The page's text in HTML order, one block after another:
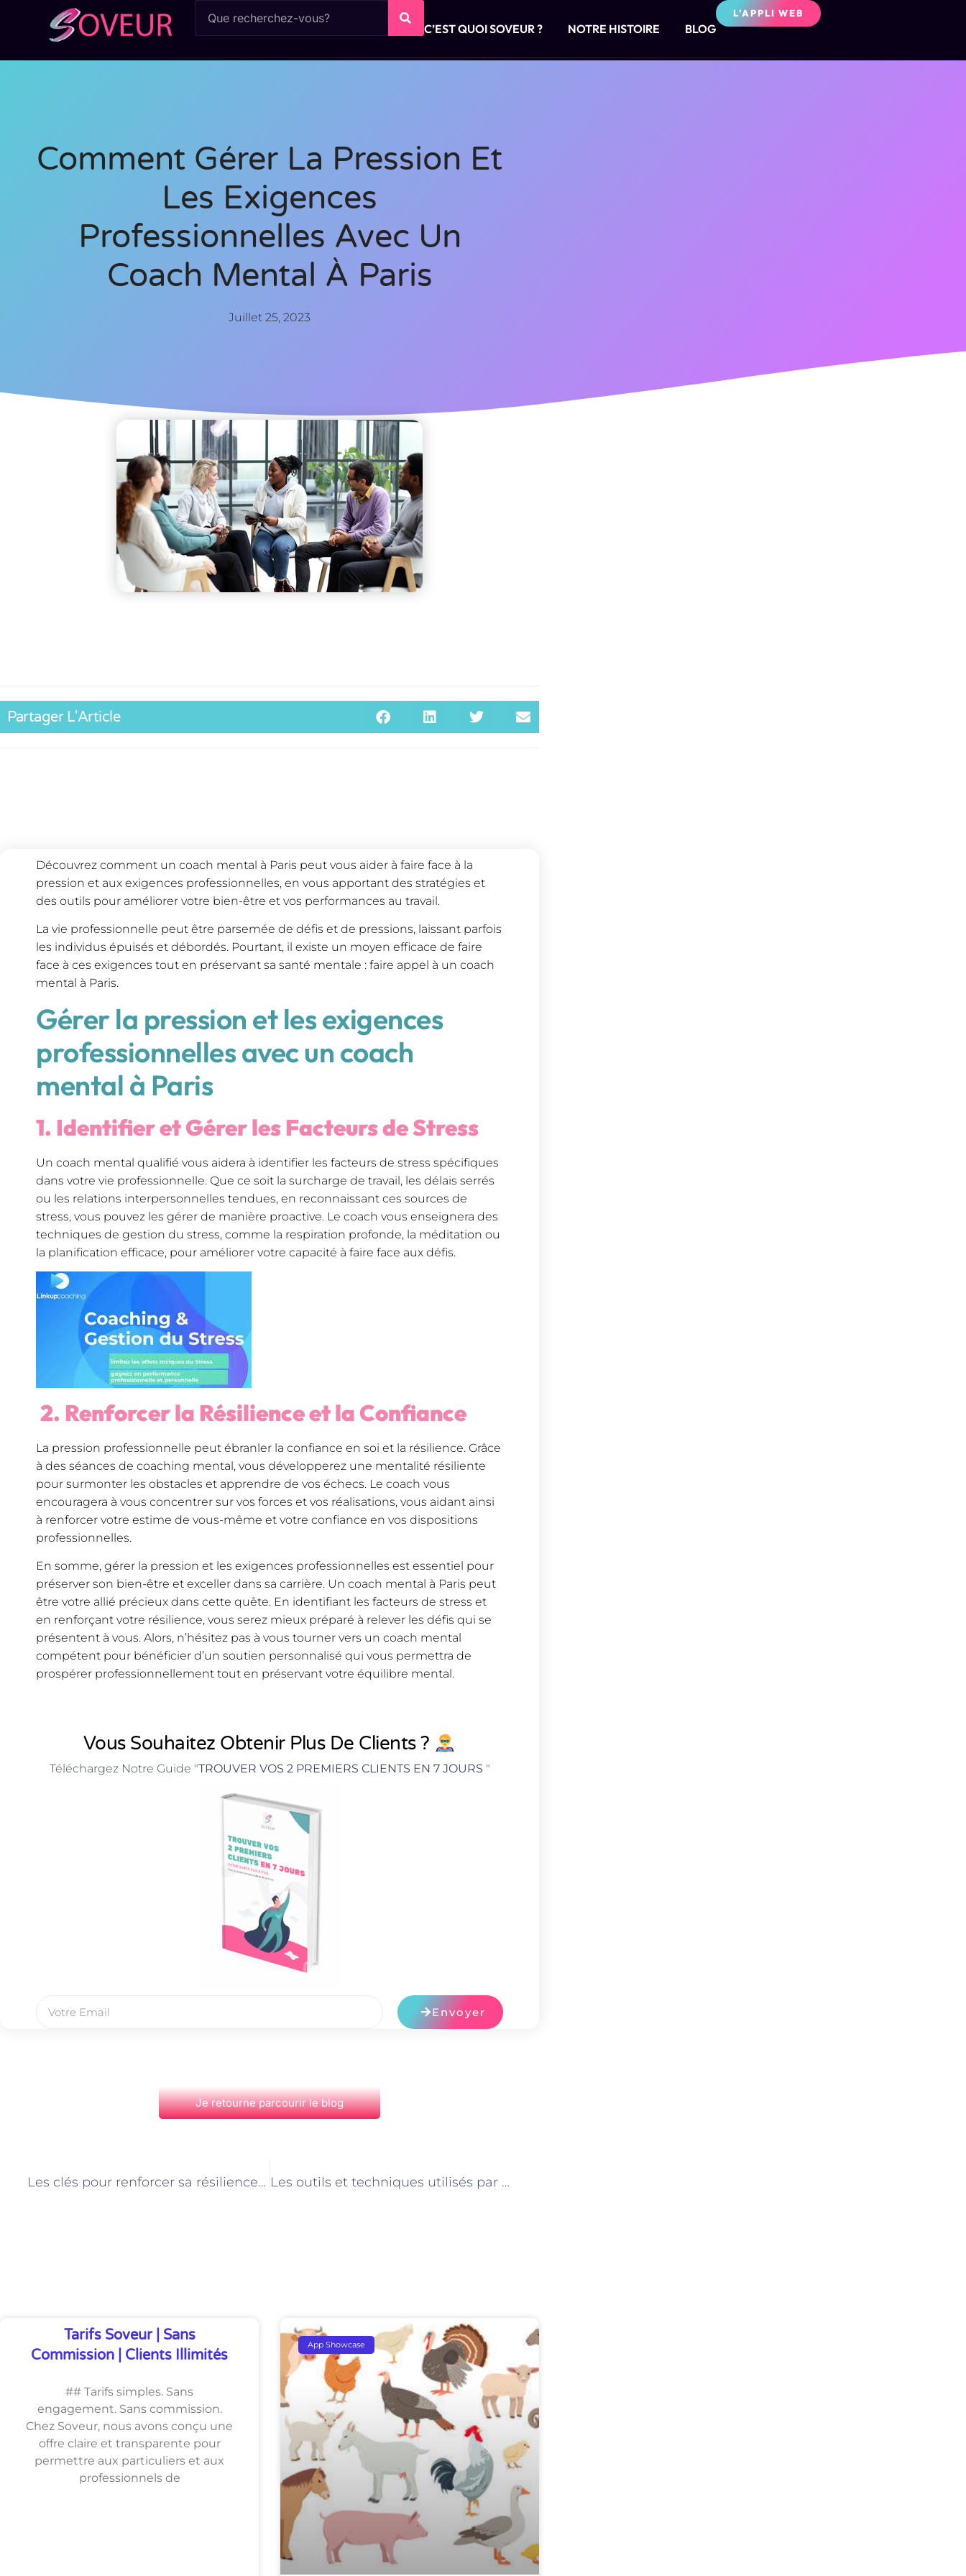
C’EST QUOI SOVEUR ? NOTRE HISTOIRE BLOG
L'APPLI WEB
Comment Gérer La Pression Et
Les Exigences
Professionnelles Avec Un
Coach Mental À Paris
Juillet 25, 2023
Partager L'Article
Découvrez comment un coach mental à Paris peut vous aider à faire face à la
pression et aux exigences professionnelles, en vous apportant des stratégies et
des outils pour améliorer votre bien-être et vos performances au travail.
La vie professionnelle peut être parsemée de défis et de pressions, laissant parfois
les individus épuisés et débordés. Pourtant, il existe un moyen efficace de faire
face à ces exigences tout en préservant sa santé mentale : faire appel à un coach
mental à Paris.
Gérer la pression et les exigences
professionnelles avec un coach
mental à Paris
1. Identifier et Gérer les Facteurs de Stress
Un coach mental qualifié vous aidera à identifier les facteurs de stress spécifiques
dans votre vie professionnelle. Que ce soit la surcharge de travail, les délais serrés
ou les relations interpersonnelles tendues, en reconnaissant ces sources de
stress, vous pouvez les gérer de manière proactive. Le coach vous enseignera des
techniques de gestion du stress, comme la respiration profonde, la méditation ou
la planification efficace, pour améliorer votre capacité à faire face aux défis.
2. Renforcer la Résilience et la Confiance
La pression professionnelle peut ébranler la confiance en soi et la résilience. Grâce
à des séances de coaching mental, vous développerez une mentalité résiliente
pour surmonter les obstacles et apprendre de vos échecs. Le coach vous
encouragera à vous concentrer sur vos forces et vos réalisations, vous aidant ainsi
à renforcer votre estime de vous-même et votre confiance en vos dispositions
professionnelles.
En somme, gérer la pression et les exigences professionnelles est essentiel pour
préserver son bien-être et exceller dans sa carrière. Un coach mental à Paris peut
être votre allié précieux dans cette quête. En identifiant les facteurs de stress et
en renforçant votre résilience, vous serez mieux préparé à relever les défis qui se
présentent à vous. Alors, n’hésitez pas à vous tourner vers un coach mental
compétent pour bénéficier d’un soutien personnalisé qui vous permettra de
prospérer professionnellement tout en préservant votre équilibre mental.
Vous Souhaitez Obtenir Plus De Clients ?
Téléchargez Notre Guide "TROUVER VOS 2 PREMIERS CLIENTS EN 7 JOURS "
Envoyer
Je retourne parcourir le blog
Les clés pour renforcer sa résilience avec l’aide d’un coach mental à Paris Les outils et techniques utilisés par les coachs mentaux à Paris
Tarifs Soveur | Sans
Commission | Clients Illimités
## Tarifs simples. Sans
engagement. Sans commission.
Chez Soveur, nous avons conçu une
offre claire et transparente pour
permettre aux particuliers et aux
professionnels de
App Showcase